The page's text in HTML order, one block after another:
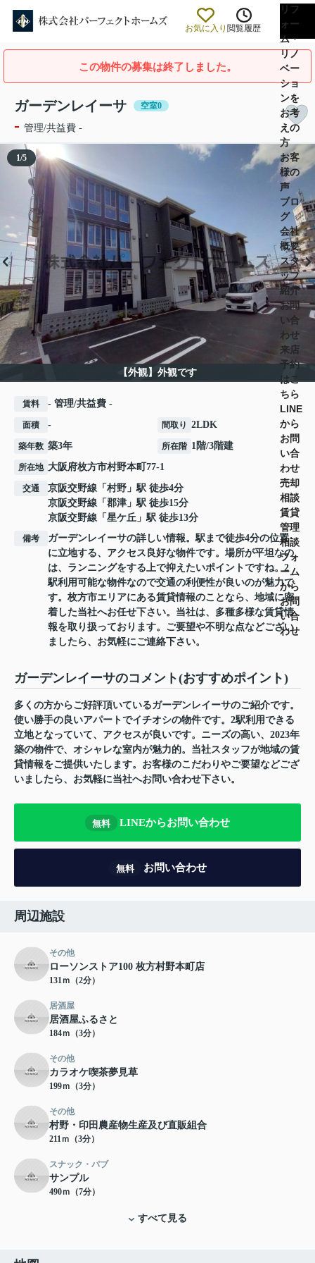
お気に入り 閲覧履歴
リフ
ォー
ム・
リノ
ベー
ショ
ンを
お考
えの
方
お客
様の
声
ブロ
グ
会社
概要
スタ
ッフ
紹介
お問
い合
わせ
来店
予約
はこ
ちら
LINE
から
お問
い合
わせ
売却
相談
賃貸
管理
相談
フォ
ーム
から
お問
い合
わせ
この物件の募集は終了しました。
ガーデンレイーサ 空室0
- 管理/共益費 -
【外観】外観です
1/5
賃料 - 管理/共益費 -
面積 - 間取り 2LDK
築年数 築3年 所在階 1階/3階建
所在地 大阪府枚方市村野本町 77-1
交通 京阪交野線 「 村野 」駅 徒歩4分
京阪交野線 「 郡津 」駅 徒歩15分
京阪交野線 「 星ケ丘 」駅 徒歩13分
備考
ガーデンレイーサの詳しい情報。駅まで徒歩4分の位置
に立地する、アクセス良好な物件です。場所が平坦なの
は、ランニングをする上で抑えたいポイントですね。2
駅利用可能な物件なので交通の利便性が良いのが魅力で
す。枚方市エリアにある賃貸情報のことなら、地域に密
着した当社へお任せ下さい。当社は、多種多様な賃貸情
報を取り扱っております。ご要望や不明な点などござい
ましたら、お気軽にご連絡下さい。
ガーデンレイーサのコメント(おすすめポイント)
多くの方からご好評頂いているガーデンレイーサのご紹介です。
使い勝手の良いアパートでイチオシの物件です。2駅利用できる
立地となっていて、アクセスが良いです。ニーズの高い、2023年
築の物件で、オシャレな室内が魅力的。当社スタッフが地域の賃
貸情報をご提供いたします。お客様のこだわりやご要望などござ
いましたら、お気軽に当社へお問い合わせ下さい。
無料 LINEからお問い合わせ
無料 お問い合わせ
周辺施設
その他
ローソンストア100 枚方村野本町店
131ｍ（2分）
居酒屋
居酒屋ふるさと
184ｍ（3分）
その他
カラオケ喫茶夢見草
199ｍ（3分）
その他
村野・印田農産物生産及び直販組合
211ｍ（3分）
スナック・パブ
サンプル
490ｍ（7分）
すべて見る